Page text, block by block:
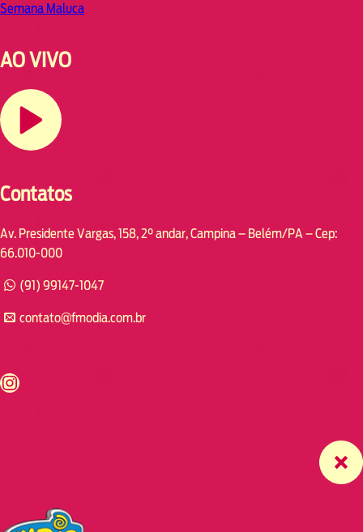
Semana Maluca
AO VIVO
Contatos
Av. Presidente Vargas, 158, 2° andar, Campina – Belém/PA – Cep:
66.010-000
(91) 99147-1047
contato@fmodia.com.br
https://www.instagram.com/fmodia.cabofrio/